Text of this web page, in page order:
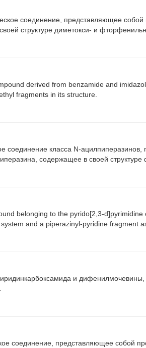
соединение, представляющее
структуре диметокси- и
derived from benzamide and
fragments in its structure.
соединение класса N-
содержащее в своей
belonging to the pyrido[2,3-
and a piperazinyl-pyridine fragment
и
соединение, представляющее собой